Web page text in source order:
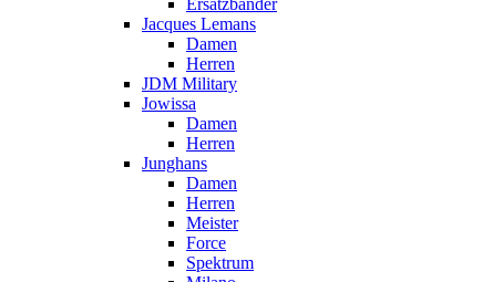
Ersatzbänder
Jacques Lemans
Damen
Herren
JDM Military
Jowissa
Damen
Herren
Junghans
Damen
Herren
Meister
Force
Spektrum